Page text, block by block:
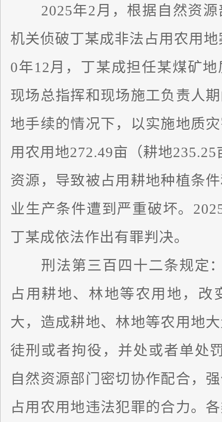
2025年2月，根据自然资源
机关侦破丁某成非法占用农用
0年12月，丁某成担任某煤矿
现场总指挥和现场施工负责人
地手续的情况下，以实施地质
用农用地272.49亩（耕地
资源，导致被占用耕地种植条
业生产条件遭到严重破坏。
丁某成依法作出有罪判决。
刑法第三百四十二条规定：
占用耕地、林地等农用地，改
大，造成耕地、林地等农用地
徒刑或者拘役，并处或者单处
自然资源部门密切协作配合，
占用农用地违法犯罪的合力。